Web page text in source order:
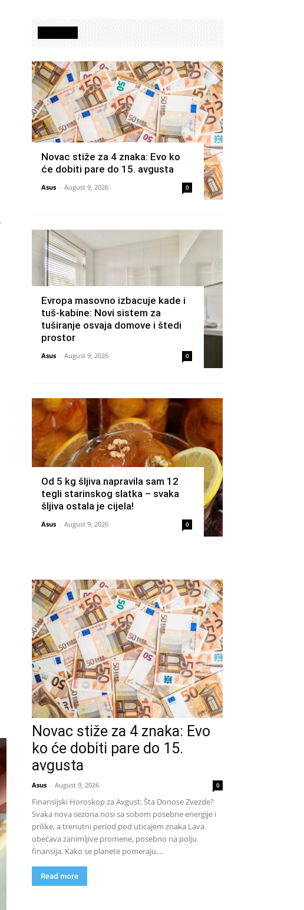
Novac stiže za 4 znaka: Evo ko
će dobiti pare do 15. avgusta
Asus - August 9, 2026 0
Evropa masovno izbacuje kade i
tuš-kabine: Novi sistem za
tuširanje osvaja domove i štedi
prostor
Asus - August 9, 2026 0
Od 5 kg šljiva napravila sam 12
tegli starinskog slatka – svaka
šljiva ostala je cijela!
Asus - August 9, 2026 0
Novac stiže za 4 znaka: Evo
ko će dobiti pare do 15.
avgusta
Asus - August 9, 2026 0
Finansijski Horoskop za Avgust: Šta Donose Zvezde?
Svaka nova sezona nosi sa sobom posebne energije i
prilike, a trenutni period pod uticajem znaka Lava
obećava zanimljive promene, posebno na polju
finansija. Kako se planete pomeraju,...
Read more